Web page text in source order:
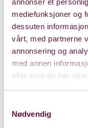
annonser et
mediefunksjoner og
dessuten
vårt, med partnerne
annonsering og
med annen
eller som de har
Nødvendig
Onsdag 24.